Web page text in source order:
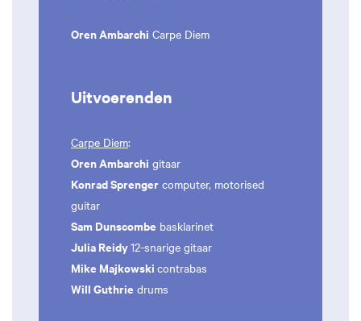
Oren Ambarchi Carpe Diem
Uitvoerenden
Carpe Diem:
Oren Ambarchi gitaar
Konrad Sprenger computer, motorised
guitar
Sam Dunscombe basklarinet
Julia Reidy12-snarige gitaar
Mike Majkowski contrabas
Will Guthrie drums